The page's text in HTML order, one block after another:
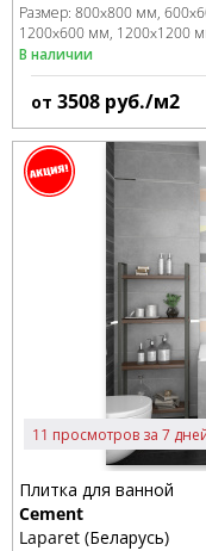
Размер: 800x800 мм
1200x600 мм 1200x1200
В наличии
от 3508 руб./м2
11 просмотров за 7
Плитка для ванной
Cement
Laparet (Беларусь)